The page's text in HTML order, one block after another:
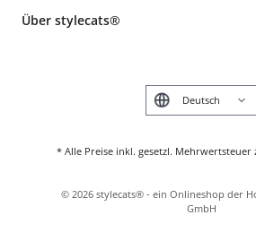
Produkte reklamieren und
Tierkrankenversicherung
Über stylecats®
* Alle Preise inkl. gesetzl. Mehrwertsteuer
English
© 2026 stylecats® - ein Onlineshop der
GmbH